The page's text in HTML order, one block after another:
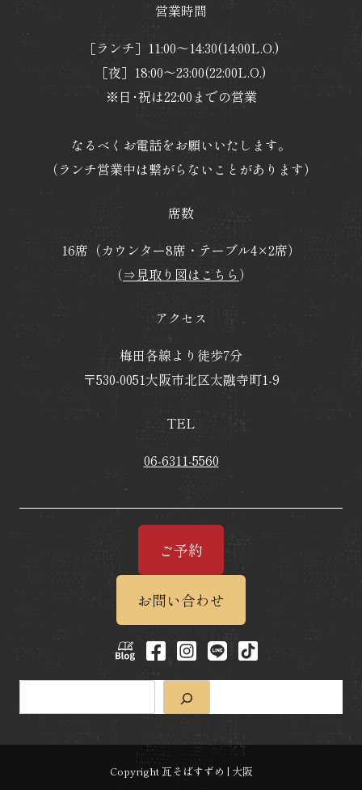
営業時間
［ランチ］11:00～14:30(14:00L.O.)
［夜］18:00～23:00(22:00L.O.)
※日･祝は22:00までの営業
なるべくお電話をお願いいたします。
（ランチ営業中は繋がらないことがあります）
席数
16席（カウンター8席・テーブル4×2席）
（⇒見取り図はこちら ）
アクセス
梅田各線より徒歩7分
〒530-0051大阪市北区太融寺町1-9
TEL
06-6311-5560
ご予約
お問い合わせ
索
Copyright 瓦そばすずめ | 大阪